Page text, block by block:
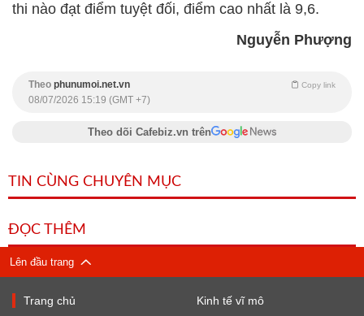
thi nào đạt điểm tuyệt đối, điểm cao nhất là 9,6.
Nguyễn Phượng
Theo phunumoi.net.vn Copy link
08/07/2026 15:19 (GMT +7)
Theo dõi Cafebiz.vn trên
TIN CÙNG CHUYÊN MỤC
ĐỌC THÊM
Lên đầu trang
Trang chủ Kinh tế vĩ mô